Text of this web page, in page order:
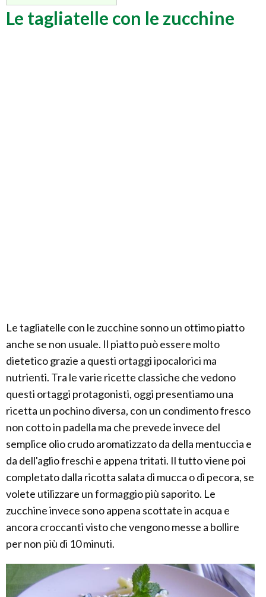
Le tagliatelle con le zucchine
Le tagliatelle con le zucchine sonno un ottimo piatto
anche se non usuale. Il piatto può essere molto
dietetico grazie a questi ortaggi ipocalorici ma
nutrienti. Tra le varie ricette classiche che vedono
questi ortaggi protagonisti, oggi presentiamo una
ricetta un pochino diversa, con un condimento fresco
non cotto in padella ma che prevede invece del
semplice olio crudo aromatizzato da della mentuccia e
da dell'aglio freschi e appena tritati. Il tutto viene poi
completato dalla ricotta salata di mucca o di pecora, se
volete utilizzare un formaggio più saporito. Le
zucchine invece sono appena scottate in acqua e
ancora croccanti visto che vengono messe a bollire
per non più di 10 minuti.